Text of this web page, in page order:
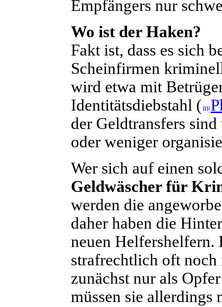
Empfängers nur
Wo ist der Haken?
Fakt ist, dass es sich
Scheinfirmen
wird etwa mit
Identitätsdiebstahl (
der Geldtransfers
oder weniger
Wer sich auf einen
Geldwäscher für
werden die
daher haben die
neuen Helfershelfern.
strafrechtlich oft noch
zunächst nur als
müssen sie allerdings